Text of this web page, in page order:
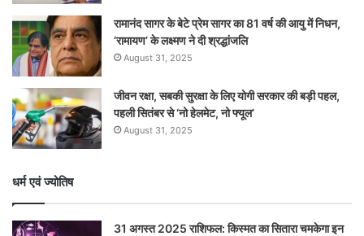
रामानंद सागर के बेटे प्रेम सागर का 81 वर्ष की आयु में निधन,
‘रामायण’ के लक्ष्मण ने दी श्रद्धांजलि
August 31, 2025
जीवन रक्षा, सबकी सुरक्षा के लिए योगी सरकार की बड़ी पहल,
पहली सितंबर से ‘नो हेलमेट, नो फ्यूल’
August 31, 2025
धर्म एवं ज्योतिष
31 अगस्त 2025 राशिफल: किस्मत का सितारा चमकेगा इन